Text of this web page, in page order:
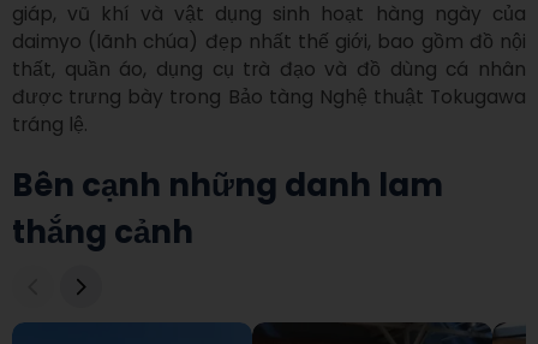
giáp, vũ khí và vật dụng sinh hoạt hàng ngày của
daimyo (lãnh chúa) đẹp nhất thế giới, bao gồm đồ nội
thất, quần áo, dụng cụ trà đạo và đồ dùng cá nhân
được trưng bày trong Bảo tàng Nghệ thuật Tokugawa
tráng lệ.
Bên cạnh những danh lam
thắng cảnh